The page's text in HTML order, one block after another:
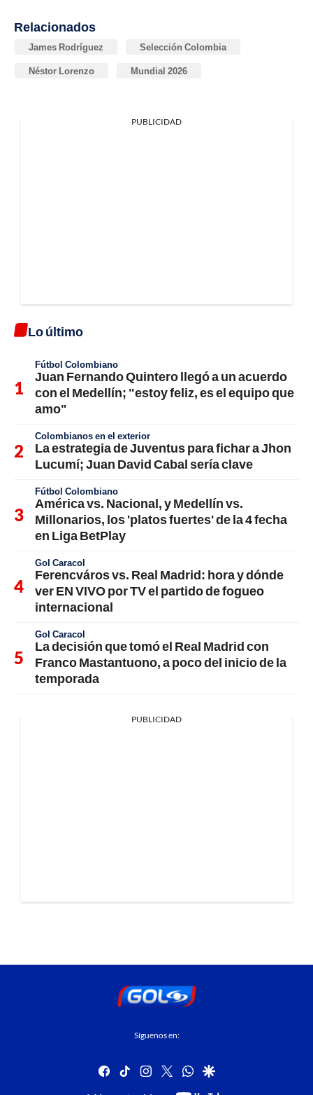
Relacionados
James Rodríguez Selección Colombia
Néstor Lorenzo Mundial 2026
PUBLICIDAD
Lo último
Fútbol Colombiano
Juan Fernando Quintero llegó a un acuerdo
con el Medellín; "estoy feliz, es el equipo que
amo"
Colombianos en el exterior
La estrategia de Juventus para fichar a Jhon
Lucumí; Juan David Cabal sería clave
Fútbol Colombiano
América vs. Nacional, y Medellín vs.
Millonarios, los 'platos fuertes' de la 4 fecha
en Liga BetPlay
Gol Caracol
Ferencváros vs. Real Madrid: hora y dónde
ver EN VIVO por TV el partido de fogueo
internacional
Gol Caracol
La decisión que tomó el Real Madrid con
Franco Mastantuono, a poco del inicio de la
temporada
PUBLICIDAD
Síguenos en:
facebook
tiktok instagram
twitterwhatsapp
google